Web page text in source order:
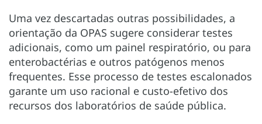
Uma vez descartadas outras possibilidades, a
orientação da OPAS sugere considerar testes
adicionais, como um painel respiratório, ou para
enterobactérias e outros patógenos menos
frequentes. Esse processo de testes escalonados
garante um uso racional e custo-efetivo dos
recursos dos laboratórios de saúde pública.